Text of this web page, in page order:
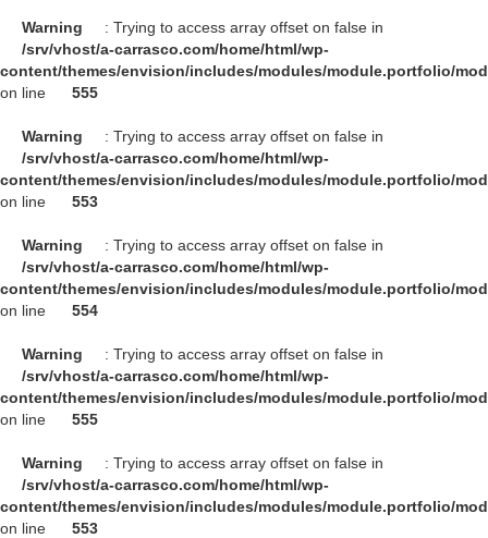
Warning
: Trying to access array offset on false in
/srv/vhost/a-carrasco.com/home/html/wp-
content/themes/envision/includes/modules/module.portfolio/
on line
555
Warning
: Trying to access array offset on false in
/srv/vhost/a-carrasco.com/home/html/wp-
content/themes/envision/includes/modules/module.portfolio/
on line
553
Warning
: Trying to access array offset on false in
/srv/vhost/a-carrasco.com/home/html/wp-
content/themes/envision/includes/modules/module.portfolio/
on line
554
Warning
: Trying to access array offset on false in
/srv/vhost/a-carrasco.com/home/html/wp-
content/themes/envision/includes/modules/module.portfolio/
on line
555
Warning
: Trying to access array offset on false in
/srv/vhost/a-carrasco.com/home/html/wp-
content/themes/envision/includes/modules/module.portfolio/
on line
553